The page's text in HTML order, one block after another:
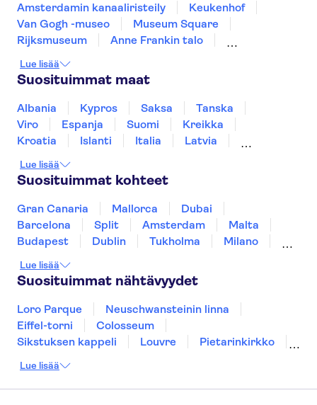
Amsterdamin kanaaliristeily
Keukenhof
Van Gogh -museo
Museum Square
Rijksmuseum
Anne Frankin talo
Royal Palace of Amsterdam
Stedelijk Museum Amsterdam
Giethoornin kanaalit
Dam Square
Markthal
De Wallen
Lue lisää
Suosituimmat maat
Albania Kypros Saksa
Tanska
Viro
Espanja Suomi
Kreikka
Kroatia
Islanti Italia
Latvia
Portugali
Ruotsi Singapore
Turkki
Lue lisää
Suosituimmat kohteet
Gran Canaria Mallorca
Dubai
Barcelona
Split Amsterdam
Malta
Budapest
Dublin Tukholma
Milano
York
Rovaniemi Tallinna
Riika
Lue lisää
Suosituimmat nähtävyydet
Loro Parque
Neuschwansteinin linna
Eiffel-torni
Colosseum
Sikstuksen kappeli
Louvre
Pietarinkirkko
Moulin Rouge
London Eye
Montmartre
Lue lisää